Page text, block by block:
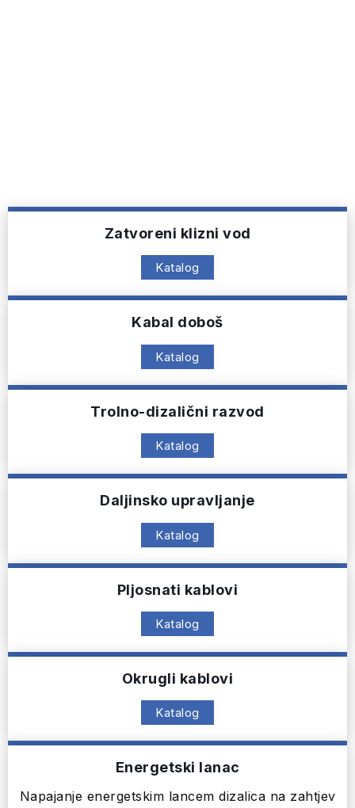
Zatvoreni klizni vod
Katalog
Kabal doboš
Katalog
Trolno-dizalični razvod
Katalog
Daljinsko upravljanje
Katalog
Pljosnati kablovi
Katalog
Okrugli kablovi
Katalog
Energetski lanac
Napajanje energetskim lancem dizalica na zahtjev